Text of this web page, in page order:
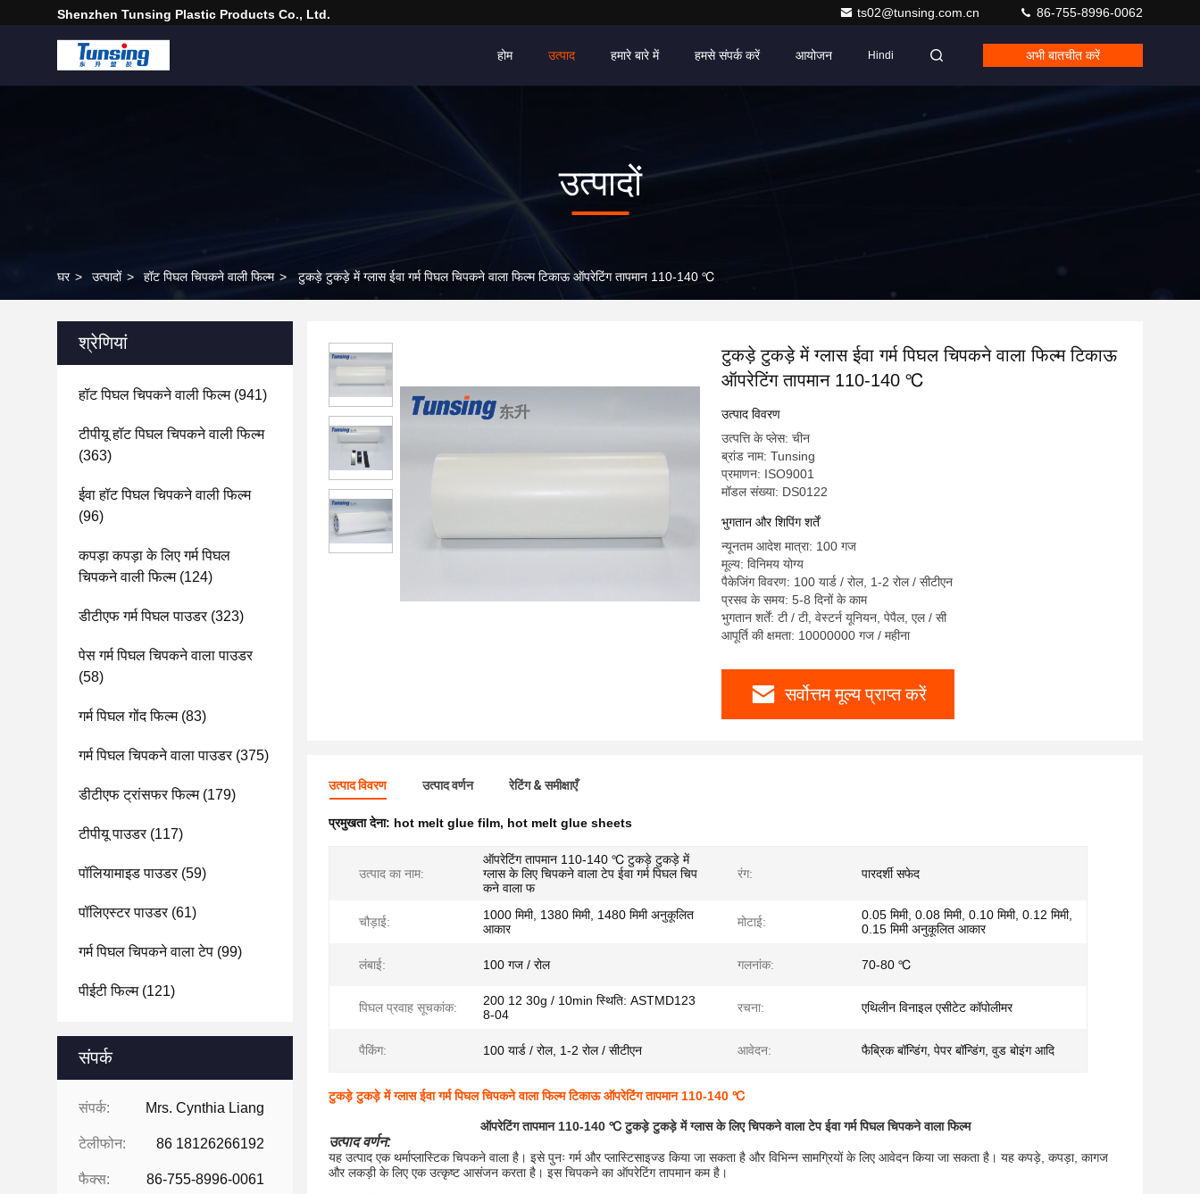
Shenzhen Tunsing Plastic Products Co., Ltd. ts02@tunsing.com.cn 86-755-8996-0062
होम उत्पाद हमारे बारे में हमसे संपर्क करें आयोजन Hindi अभी बातचीत करें
उत्पादों
घर > उत्पादों > हॉट पिघल चिपकने वाली फिल्म > टुकड़े टुकड़े में ग्लास ईवा गर्म पिघल चिपकने वाला फिल्म टिकाऊ ऑपरेटिंग तापमान 110-140 ℃
श्रेणियां
हॉट पिघल चिपकने वाली फिल्म(941)
टीपीयू हॉट पिघल चिपकने वाली फिल्म
(363)
ईवा हॉट पिघल चिपकने वाली फिल्म
(96)
कपड़ा कपड़ा के लिए गर्म पिघल
चिपकने वाली फिल्म(124)
डीटीएफ गर्म पिघल पाउडर(323)
पेस गर्म पिघल चिपकने वाला पाउडर
(58)
गर्म पिघल गोंद फिल्म(83)
गर्म पिघल चिपकने वाला पाउडर(375)
डीटीएफ ट्रांसफर फिल्म(179)
टीपीयू पाउडर(117)
पॉलियामाइड पाउडर(59)
पॉलिएस्टर पाउडर(61)
गर्म पिघल चिपकने वाला टेप (99)
पीईटी फिल्म(121)
संपर्क
संपर्क: Mrs. Cynthia Liang
टेलीफोन: 86 18126266192
फैक्स: 86-755-8996-0061
टुकड़े टुकड़े में ग्लास ईवा गर्म पिघल चिपकने वाला फिल्म टिकाऊ
ऑपरेटिंग तापमान 110-140 ℃
उत्पाद विवरण
उत्पत्ति के प्लेस: चीन
ब्रांड नाम: Tunsing
प्रमाणन: ISO9001
मॉडल संख्या: DS0122
भुगतान और शिपिंग शर्तें
न्यूनतम आदेश मात्रा: 100 गज
मूल्य: विनिमय योग्य
पैकेजिंग विवरण: 100 यार्ड / रोल, 1-2 रोल / सीटीएन
प्रसव के समय: 5-8 दिनों के काम
भुगतान शर्तें: टी / टी, वेस्टर्न यूनियन, पेपैल, एल / सी
आपूर्ति की क्षमता: 10000000 गज / महीना
सर्वोत्तम मूल्य प्राप्त करें
उत्पाद विवरण उत्पाद वर्णन रेटिंग & समीक्षाएँ
प्रमुखता देना: hot melt glue film, hot melt glue sheets
उत्पाद का नाम:
ऑपरेटिंग तापमान 110-140 ℃ टुकड़े टुकड़े में
ग्लास के लिए चिपकने वाला टेप ईवा गर्म पिघल चिप
कने वाला फ
रंग: पारदर्शी सफेद
चौड़ाई:
1000 मिमी, 1380 मिमी, 1480 मिमी अनुकूलित
आकार
मोटाई:
0.05 मिमी, 0.08 मिमी, 0.10 मिमी, 0.12 मिमी,
0.15 मिमी अनुकूलित आकार
लंबाई: 100 गज / रोल गलनांक: 70-80 ℃
पिघल प्रवाह सूचकांक:
200 12 30g / 10min स्थिति: ASTMD123
8-04
रचना: एथिलीन विनाइल एसीटेट कॉपोलीमर
पैकिंग: 100 यार्ड / रोल, 1-2 रोल / सीटीएन आवेदन: फैब्रिक बॉन्डिंग, पेपर बॉन्डिंग, वुड बोइंग आदि
टुकड़े टुकड़े में ग्लास ईवा गर्म पिघल चिपकने वाला फिल्म टिकाऊ ऑपरेटिंग तापमान 110-140 ℃
ऑपरेटिंग तापमान 110-140 ℃ टुकड़े टुकड़े में ग्लास के लिए चिपकने वाला टेप ईवा गर्म पिघल चिपकने वाला फिल्म
उत्पाद वर्णन:
यह उत्पाद एक थर्माप्लास्टिक चिपकने वाला है। इसे पुनः गर्म और प्लास्टिसाइज्ड किया जा सकता है और विभिन्न सामग्रियों के लिए आवेदन किया जा सकता है। यह कपड़े, कपड़ा, कागज
और लकड़ी के लिए एक उत्कृष्ट आसंजन करता है। इस चिपकने का ऑपरेटिंग तापमान कम है।